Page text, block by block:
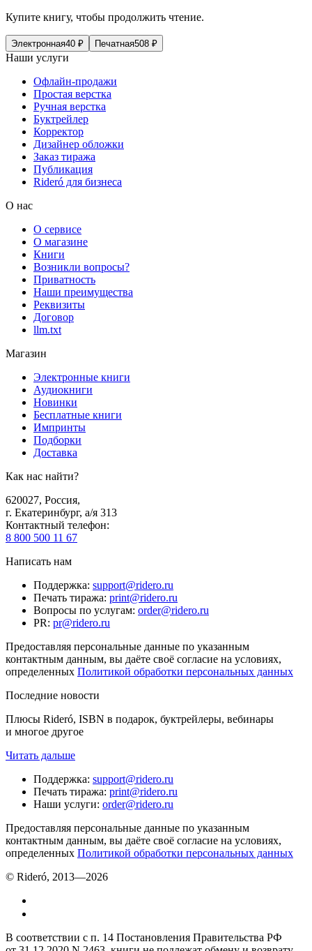
Купите книгу, чтобы продолжить чтение.
Электронная40 ₽ Печатная508 ₽
Наши услуги
Офлайн-продажи
Простая верстка
Ручная верстка
Буктрейлер
Корректор
Дизайнер обложки
Заказ тиража
Публикация
Rideró для бизнеса
О нас
О сервисе
О магазине
Книги
Возникли вопросы?
Приватность
Наши преимущества
Реквизиты
Договор
llm.txt
Магазин
Электронные книги
Аудиокниги
Новинки
Бесплатные книги
Импринты
Подборки
Доставка
Как нас найти?
620027, Россия,
г. Екатеринбург, а/я 313
Контактный телефон:
8 800 500 11 67
Написать нам
Поддержка: support@ridero.ru
Печать тиража: print@ridero.ru
Вопросы по услугам: order@ridero.ru
PR: pr@ridero.ru
Предоставляя персональные данные по указанным
контактным данным, вы даёте своё согласие на условиях,
определенных Политикой обработки персональных данных
Последние новости
Плюсы Rideró, ISBN в подарок, буктрейлеры, вебинары
и многое другое
Читать дальше
Поддержка: support@ridero.ru
Печать тиража: print@ridero.ru
Наши услуги: order@ridero.ru
Предоставляя персональные данные по указанным
контактным данным, вы даёте своё согласие на условиях,
определенных Политикой обработки персональных данных
© Rideró, 2013—2026
В соответствии с п. 14 Постановления Правительства РФ